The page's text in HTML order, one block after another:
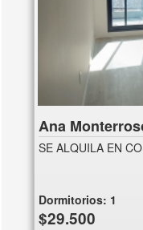
Ana
SE ALQUILA EN
Dormitorios: 1
$29.500